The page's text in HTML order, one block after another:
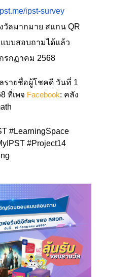
ipst-survey
วัลมากมาย สแกน QR
บบสอบถามได้แล้ว
รกฏาคม 2568
รายชื่อผู้โชคดี วันที่ 1
ที่เพจ Facebook: คลัง
#LearningSpace
#Project14